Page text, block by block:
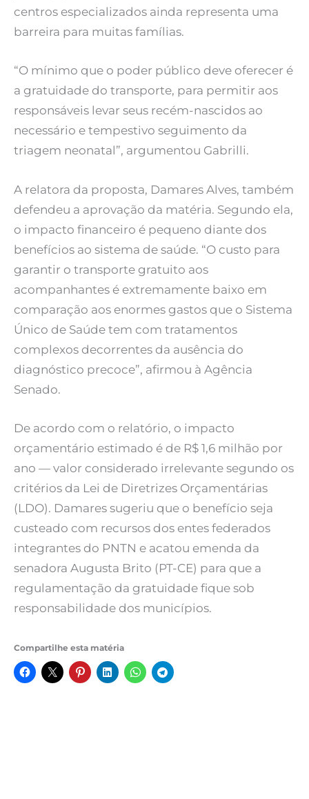
centros especializados ainda representa uma
barreira para muitas famílias.
“O mínimo que o poder público deve oferecer é
a gratuidade do transporte, para permitir aos
responsáveis levar seus recém-nascidos ao
necessário e tempestivo seguimento da
triagem neonatal”, argumentou Gabrilli.
A relatora da proposta, Damares Alves, também
defendeu a aprovação da matéria. Segundo ela,
o impacto financeiro é pequeno diante dos
benefícios ao sistema de saúde. “O custo para
garantir o transporte gratuito aos
acompanhantes é extremamente baixo em
comparação aos enormes gastos que o Sistema
Único de Saúde tem com tratamentos
complexos decorrentes da ausência do
diagnóstico precoce”, afirmou à Agência
Senado.
De acordo com o relatório, o impacto
orçamentário estimado é de R$ 1,6 milhão por
ano — valor considerado irrelevante segundo os
critérios da Lei de Diretrizes Orçamentárias
(LDO). Damares sugeriu que o benefício seja
custeado com recursos dos entes federados
integrantes do PNTN e acatou emenda da
senadora Augusta Brito (PT-CE) para que a
regulamentação da gratuidade fique sob
responsabilidade dos municípios.
Compartilhe esta matéria